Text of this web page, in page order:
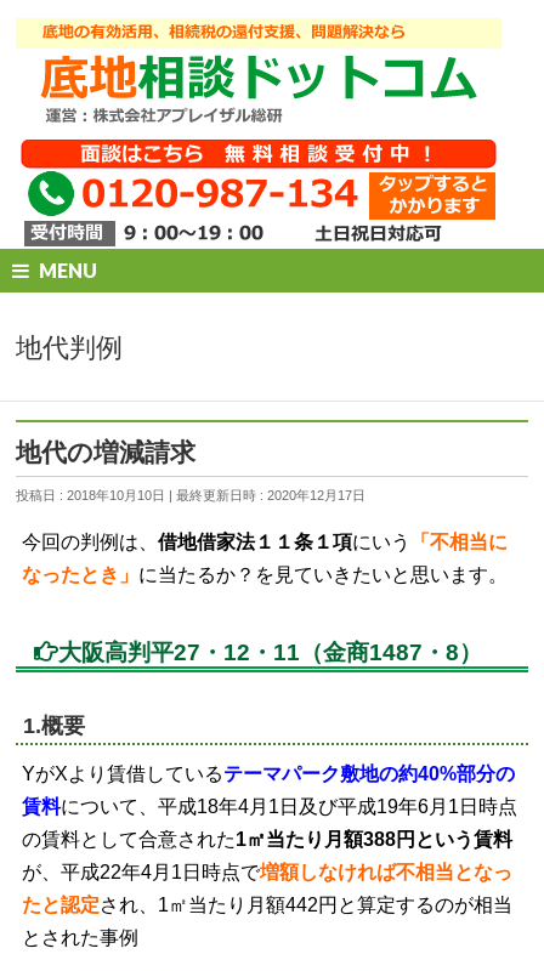
MENU
地代判例
地代の増減請求
投稿日 : 2018年10月10日 最終更新日時 : 2020年12月17日
今回の判例は、借地借家法１１条１項にいう
「不相当に
なったとき」 に当たるか？を見ていきたいと思います。
大阪高判平27・12・11（金商1487・8）
1.概要
YがXより賃借しているテーマパーク敷地の約40%部分の
賃料について、平成18年4月1日及び平成19年6月1日時点
の賃料として合意された1㎡当たり月額388円という賃料
が、平成22年4月1日時点で増額しなければ不相当となっ
たと認定され、1㎡当たり月額442円と算定するのが相当
とされた事例